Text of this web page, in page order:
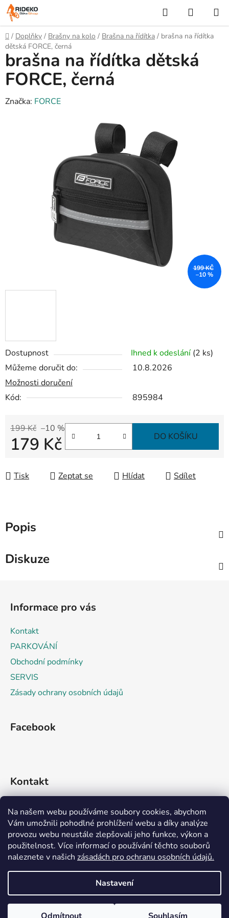
Na našem webu používáme soubory cookies, abychom
Vám umožnili pohodlné prohlížení webu a díky analýze
provozu webu neustále zlepšovali jeho funkce, výkon a
použitelnost. Více informací o používání těchto souborů
naleznete v našich zásadách pro ochranu osobních údajů.
Nastavení
Přejít
na
obsah
Hledat
KOŠÍK
Domů
/ Doplňky / Brašny na kolo / Brašna na řídítka / brašna na řídítka
dětská FORCE, černá
Dostupnost Ihned k odeslání (2 ks)
Můžeme doručit do:
10.8.2026
Možnosti doručení
Kód:
895984
199 Kč –10 %
179 Kč DO KOŠÍKU
Tisk Zeptat se Hlídat Sdílet
brašna na řídítka dětská
FORCE, černá
Značka: FORCE
199 KČ
–10 %
Popis
Diskuze
Informace pro vás
Kontakt
PARKOVÁNÍ
Obchodní podmínky
SERVIS
Zásady ochrany osobních údajů
Facebook
Kontakt
info@rideko.cz
+420 721 360 992
Vytvořil Shoptet